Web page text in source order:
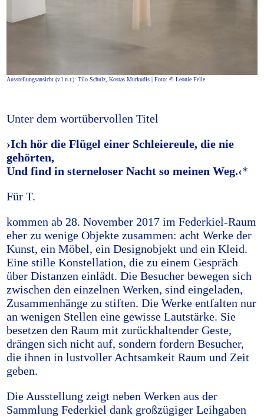
Ausstellungsansicht (v.l.n.r.): Tilo Schulz, Kostas Murkudis | Foto: © Leonie Felle
Unter dem wortübervollen Titel
›Ich hör die Flügel einer Schleiereule, die nie
gehörten,
Und find in sterneloser Nacht so meinen Weg.‹*
Für T.
kommen ab 28. November 2017 im Federkiel-Raum
eher zu wenige Objekte zusammen: acht Werke der
Kunst, ein Möbel, ein Designobjekt und ein Kleid.
Eine stille Konstellation, die zu einem Gespräch
über Distanzen einlädt. Die Besucher bewegen sich
zwischen den einzelnen Werken, sind eingeladen,
Zusammenhänge zu stiften. Die Werke entfalten nur
an wenigen Stellen eine gewisse Lautstärke. Sie
besetzen den Raum mit zurückhaltender Geste,
drängen sich nicht auf, sondern fordern Besucher,
die ihnen in lustvoller Achtsamkeit Raum und Zeit
geben.
Die Ausstellung zeigt neben Werken aus der
Sammlung Federkiel dank großzügiger Leihgaben